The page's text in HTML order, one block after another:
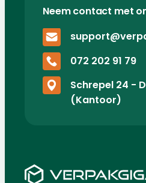
Neem contact met
072 202 91 79
Schrepel 24 -
(Kantoor)